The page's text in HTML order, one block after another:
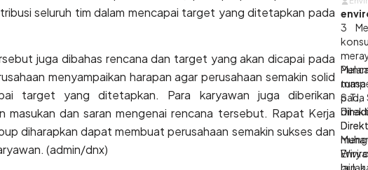
seluruh tim dalam mencapai target yang ditetapkan pada
juga dibahas rencana dan target yang akan dicapai pada
menyampaikan harapan agar perusahaan semakin solid
target yang ditetapkan. Para karyawan juga diberikan
masukan dan saran mengenai rencana tersebut. Rapat Kerja
diharapkan dapat membuat perusahaan semakin sukses dan
(admin/dnx)
3
pada
S.T.,
lain